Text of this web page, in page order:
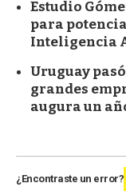
Estudio
para
Inteligencia
Uruguay
grandes
augura un
¿Encontraste un error?